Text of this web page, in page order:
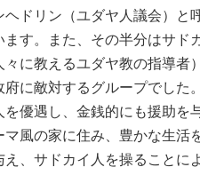
ドリン（ユダヤ人議会）と
す。また、その半分はサド
に教えるユダヤ教の指導者
に敵対するグループでした
優遇し、金銭的にも援助を
風の家に住み、豊かな生活
、サドカイ人を操ることに